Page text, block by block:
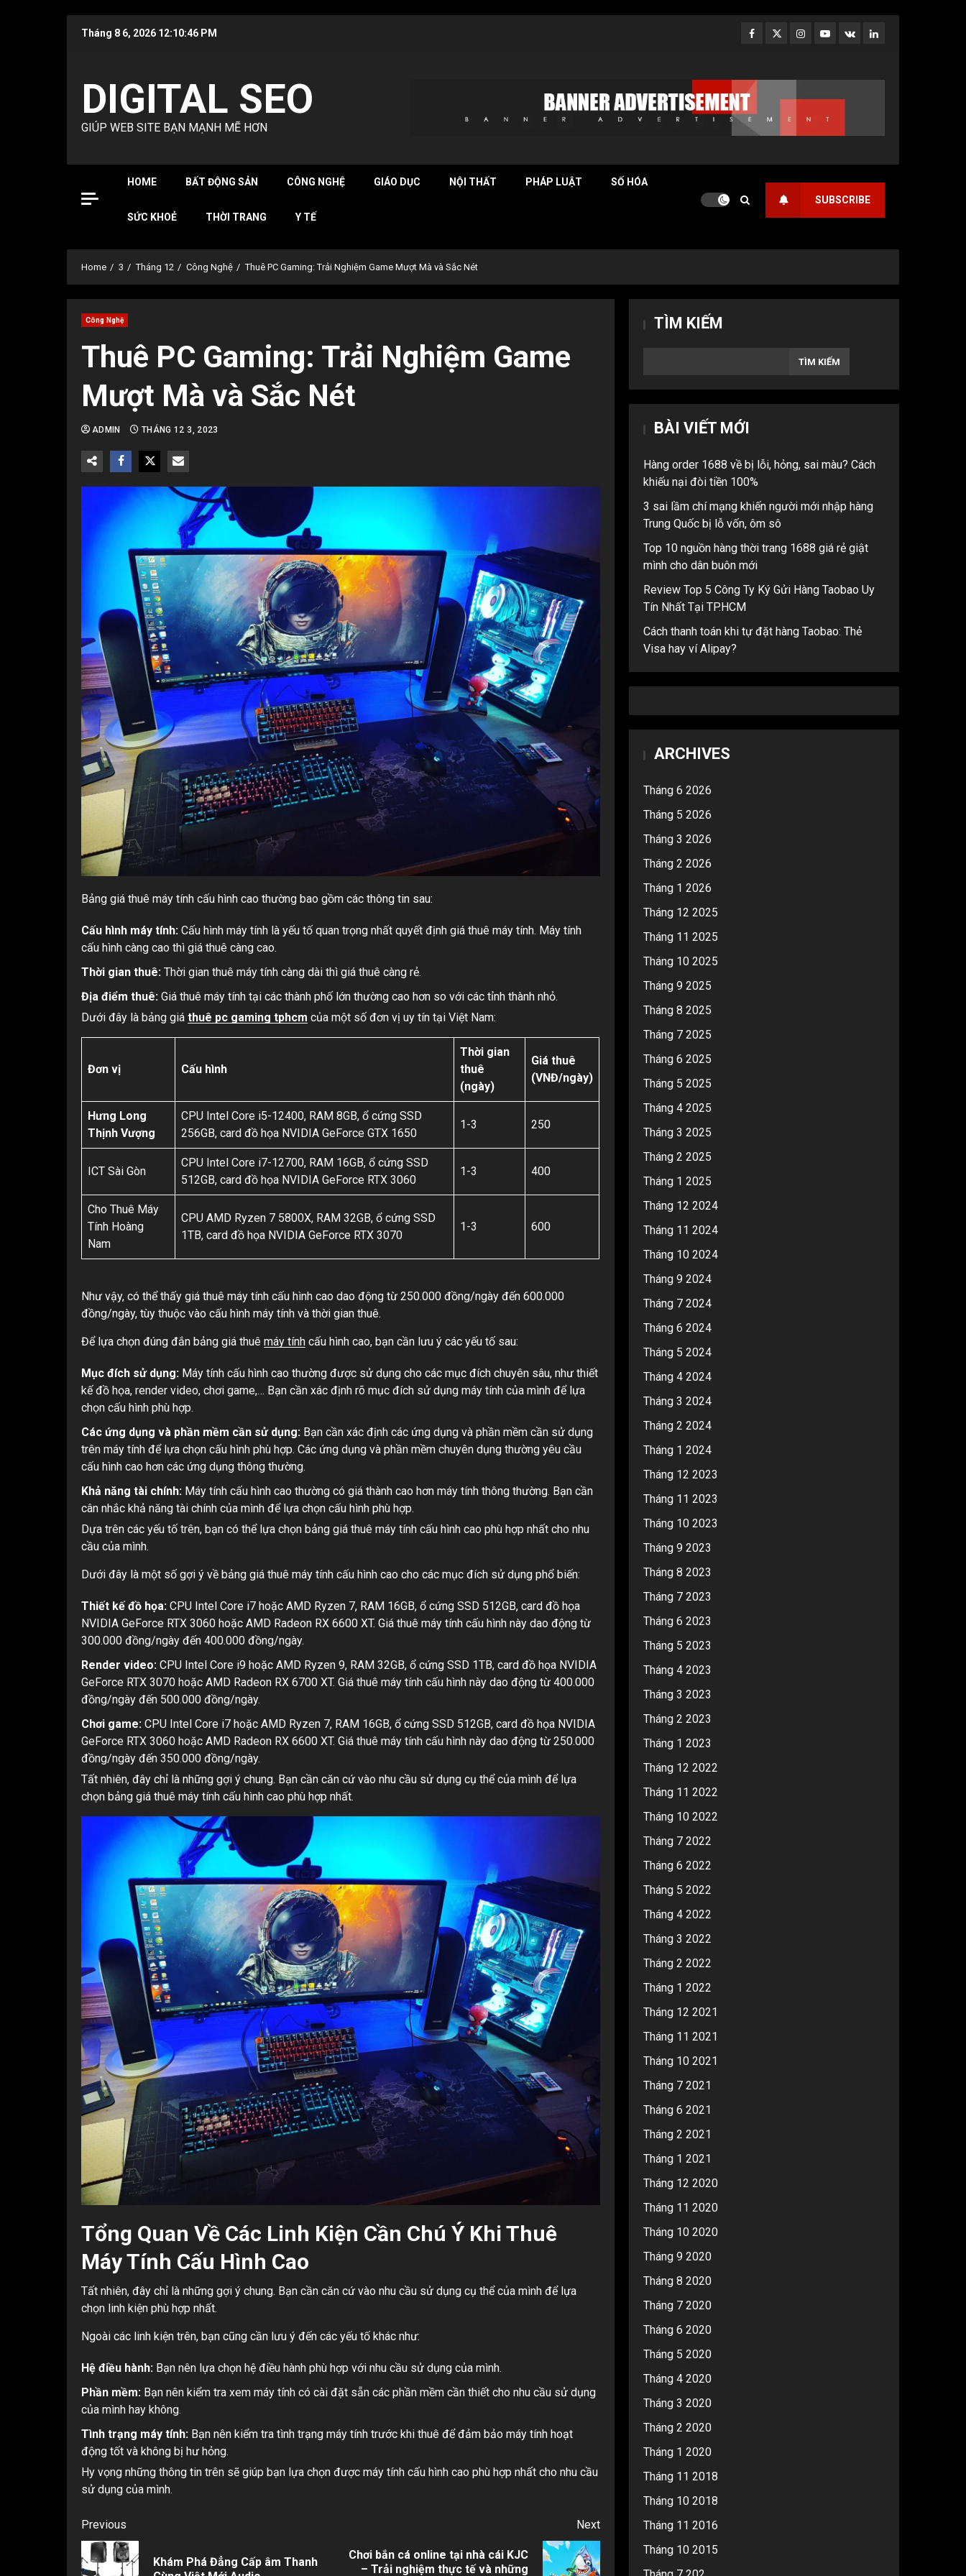
Tháng 8 6, 2026 12:10:47 PM Facebook
TwitterInstagram
Youtube
VK LinkedIn
DIGITAL SEO
GIÚP WEB SITE BẠN MẠNH MẼ HƠN
HOME BẤT ĐỘNG SẢN CÔNG NGHỆ GIÁO DỤC NỘI THẤT PHÁP LUẬT SỐ HÓA
SỨC KHOẺ THỜI TRANG Y TẾ
SUBSCRIBE
Home 3 Tháng 12 Công Nghệ Thuê PC Gaming: Trải Nghiệm Game Mượt Mà và Sắc Nét
Công Nghệ
Thuê PC Gaming: Trải Nghiệm Game
Mượt Mà và Sắc Nét
ADMIN THÁNG 12 3, 2023
Bảng giá thuê máy tính cấu hình cao thường bao gồm các thông tin sau:
Cấu hình máy tính: Cấu hình máy tính là yếu tố quan trọng nhất quyết định giá thuê máy tính. Máy tính
cấu hình càng cao thì giá thuê càng cao.
Thời gian thuê: Thời gian thuê máy tính càng dài thì giá thuê càng rẻ.
Địa điểm thuê: Giá thuê máy tính tại các thành phố lớn thường cao hơn so với các tỉnh thành nhỏ.
Dưới đây là bảng giá thuê pc gaming tphcm của một số đơn vị uy tín tại Việt Nam:
Đơn vị Cấu hình
Thời gian
thuê
(ngày)
Giá thuê
(VNĐ/ngày)
Hưng Long
Thịnh Vượng
CPU Intel Core i5-12400, RAM 8GB, ổ cứng SSD
256GB, card đồ họa NVIDIA GeForce GTX 1650
1-3 250
ICT Sài Gòn
CPU Intel Core i7-12700, RAM 16GB, ổ cứng SSD
512GB, card đồ họa NVIDIA GeForce RTX 3060
1-3 400
Cho Thuê Máy
Tính Hoàng
Nam
CPU AMD Ryzen 7 5800X, RAM 32GB, ổ cứng SSD
1TB, card đồ họa NVIDIA GeForce RTX 3070
1-3 600
Như vậy, có thể thấy giá thuê máy tính cấu hình cao dao động từ 250.000 đồng/ngày đến 600.000
đồng/ngày, tùy thuộc vào cấu hình máy tính và thời gian thuê.
Để lựa chọn đúng đắn bảng giá thuê máy tính cấu hình cao, bạn cần lưu ý các yếu tố sau:
Mục đích sử dụng: Máy tính cấu hình cao thường được sử dụng cho các mục đích chuyên sâu, như thiết
kế đồ họa, render video, chơi game,… Bạn cần xác định rõ mục đích sử dụng máy tính của mình để lựa
chọn cấu hình phù hợp.
Các ứng dụng và phần mềm cần sử dụng: Bạn cần xác định các ứng dụng và phần mềm cần sử dụng
trên máy tính để lựa chọn cấu hình phù hợp. Các ứng dụng và phần mềm chuyên dụng thường yêu cầu
cấu hình cao hơn các ứng dụng thông thường.
Khả năng tài chính: Máy tính cấu hình cao thường có giá thành cao hơn máy tính thông thường. Bạn cần
cân nhắc khả năng tài chính của mình để lựa chọn cấu hình phù hợp.
Dựa trên các yếu tố trên, bạn có thể lựa chọn bảng giá thuê máy tính cấu hình cao phù hợp nhất cho nhu
cầu của mình.
Dưới đây là một số gợi ý về bảng giá thuê máy tính cấu hình cao cho các mục đích sử dụng phổ biến:
Thiết kế đồ họa: CPU Intel Core i7 hoặc AMD Ryzen 7, RAM 16GB, ổ cứng SSD 512GB, card đồ họa
NVIDIA GeForce RTX 3060 hoặc AMD Radeon RX 6600 XT. Giá thuê máy tính cấu hình này dao động từ
300.000 đồng/ngày đến 400.000 đồng/ngày.
Render video: CPU Intel Core i9 hoặc AMD Ryzen 9, RAM 32GB, ổ cứng SSD 1TB, card đồ họa NVIDIA
GeForce RTX 3070 hoặc AMD Radeon RX 6700 XT. Giá thuê máy tính cấu hình này dao động từ 400.000
đồng/ngày đến 500.000 đồng/ngày.
Chơi game: CPU Intel Core i7 hoặc AMD Ryzen 7, RAM 16GB, ổ cứng SSD 512GB, card đồ họa NVIDIA
GeForce RTX 3060 hoặc AMD Radeon RX 6600 XT. Giá thuê máy tính cấu hình này dao động từ 250.000
đồng/ngày đến 350.000 đồng/ngày.
Tất nhiên, đây chỉ là những gợi ý chung. Bạn cần căn cứ vào nhu cầu sử dụng cụ thể của mình để lựa
chọn bảng giá thuê máy tính cấu hình cao phù hợp nhất.
Tổng Quan Về Các Linh Kiện Cần Chú Ý Khi Thuê
Máy Tính Cấu Hình Cao
Tất nhiên, đây chỉ là những gợi ý chung. Bạn cần căn cứ vào nhu cầu sử dụng cụ thể của mình để lựa
chọn linh kiện phù hợp nhất.
Ngoài các linh kiện trên, bạn cũng cần lưu ý đến các yếu tố khác như:
Hệ điều hành: Bạn nên lựa chọn hệ điều hành phù hợp với nhu cầu sử dụng của mình.
Phần mềm: Bạn nên kiểm tra xem máy tính có cài đặt sẵn các phần mềm cần thiết cho nhu cầu sử dụng
của mình hay không.
Tình trạng máy tính: Bạn nên kiểm tra tình trạng máy tính trước khi thuê để đảm bảo máy tính hoạt
động tốt và không bị hư hỏng.
Hy vọng những thông tin trên sẽ giúp bạn lựa chọn được máy tính cấu hình cao phù hợp nhất cho nhu cầu
sử dụng của mình.
Post
navigation
Previous
Previous
Khám Phá Đẳng Cấp âm Thanh
Next
Chơi bắn cá online tại nhà cái KJC
– Trải nghiệm thực tế và những
TÌM KIẾM
TÌM KIẾM
BÀI VIẾT MỚI
Hàng order 1688 về bị lỗi, hỏng, sai màu? Cách
khiếu nại đòi tiền 100%
3 sai lầm chí mạng khiến người mới nhập hàng
Trung Quốc bị lỗ vốn, ôm sô
Top 10 nguồn hàng thời trang 1688 giá rẻ giật
mình cho dân buôn mới
Review Top 5 Công Ty Ký Gửi Hàng Taobao Uy
Tín Nhất Tại TP.HCM
Cách thanh toán khi tự đặt hàng Taobao: Thẻ
Visa hay ví Alipay?
ARCHIVES
Tháng 6 2026
Tháng 5 2026
Tháng 3 2026
Tháng 2 2026
Tháng 1 2026
Tháng 12 2025
Tháng 11 2025
Tháng 10 2025
Tháng 9 2025
Tháng 8 2025
Tháng 7 2025
Tháng 6 2025
Tháng 5 2025
Tháng 4 2025
Tháng 3 2025
Tháng 2 2025
Tháng 1 2025
Tháng 12 2024
Tháng 11 2024
Tháng 10 2024
Tháng 9 2024
Tháng 7 2024
Tháng 6 2024
Tháng 5 2024
Tháng 4 2024
Tháng 3 2024
Tháng 2 2024
Tháng 1 2024
Tháng 12 2023
Tháng 11 2023
Tháng 10 2023
Tháng 9 2023
Tháng 8 2023
Tháng 7 2023
Tháng 6 2023
Tháng 5 2023
Tháng 4 2023
Tháng 3 2023
Tháng 2 2023
Tháng 1 2023
Tháng 12 2022
Tháng 11 2022
Tháng 10 2022
Tháng 7 2022
Tháng 6 2022
Tháng 5 2022
Tháng 4 2022
Tháng 3 2022
Tháng 2 2022
Tháng 1 2022
Tháng 12 2021
Tháng 11 2021
Tháng 10 2021
Tháng 7 2021
Tháng 6 2021
Tháng 2 2021
Tháng 1 2021
Tháng 12 2020
Tháng 11 2020
Tháng 10 2020
Tháng 9 2020
Tháng 8 2020
Tháng 7 2020
Tháng 6 2020
Tháng 5 2020
Tháng 4 2020
Tháng 3 2020
Tháng 2 2020
Tháng 1 2020
Tháng 11 2018
Tháng 10 2018
Tháng 11 2016
Tháng 10 2015